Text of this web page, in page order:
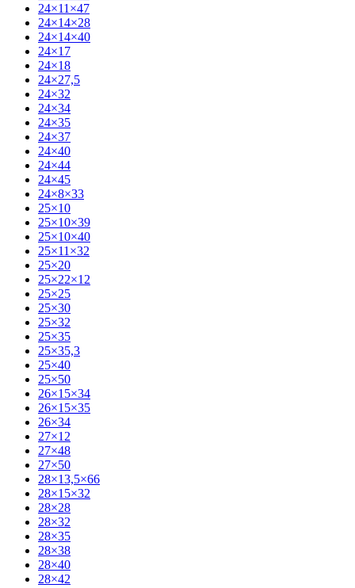
24×11×47
24×14×28
24×14×40
24×17
24×18
24×27,5
24×32
24×34
24×35
24×37
24×40
24×44
24×45
24×8×33
25×10
25×10×39
25×10×40
25×11×32
25×20
25×22×12
25×25
25×30
25×32
25×35
25×35,3
25×40
25×50
26×15×34
26×15×35
26×34
27×12
27×48
27×50
28×13,5×66
28×15×32
28×28
28×32
28×35
28×38
28×40
28×42